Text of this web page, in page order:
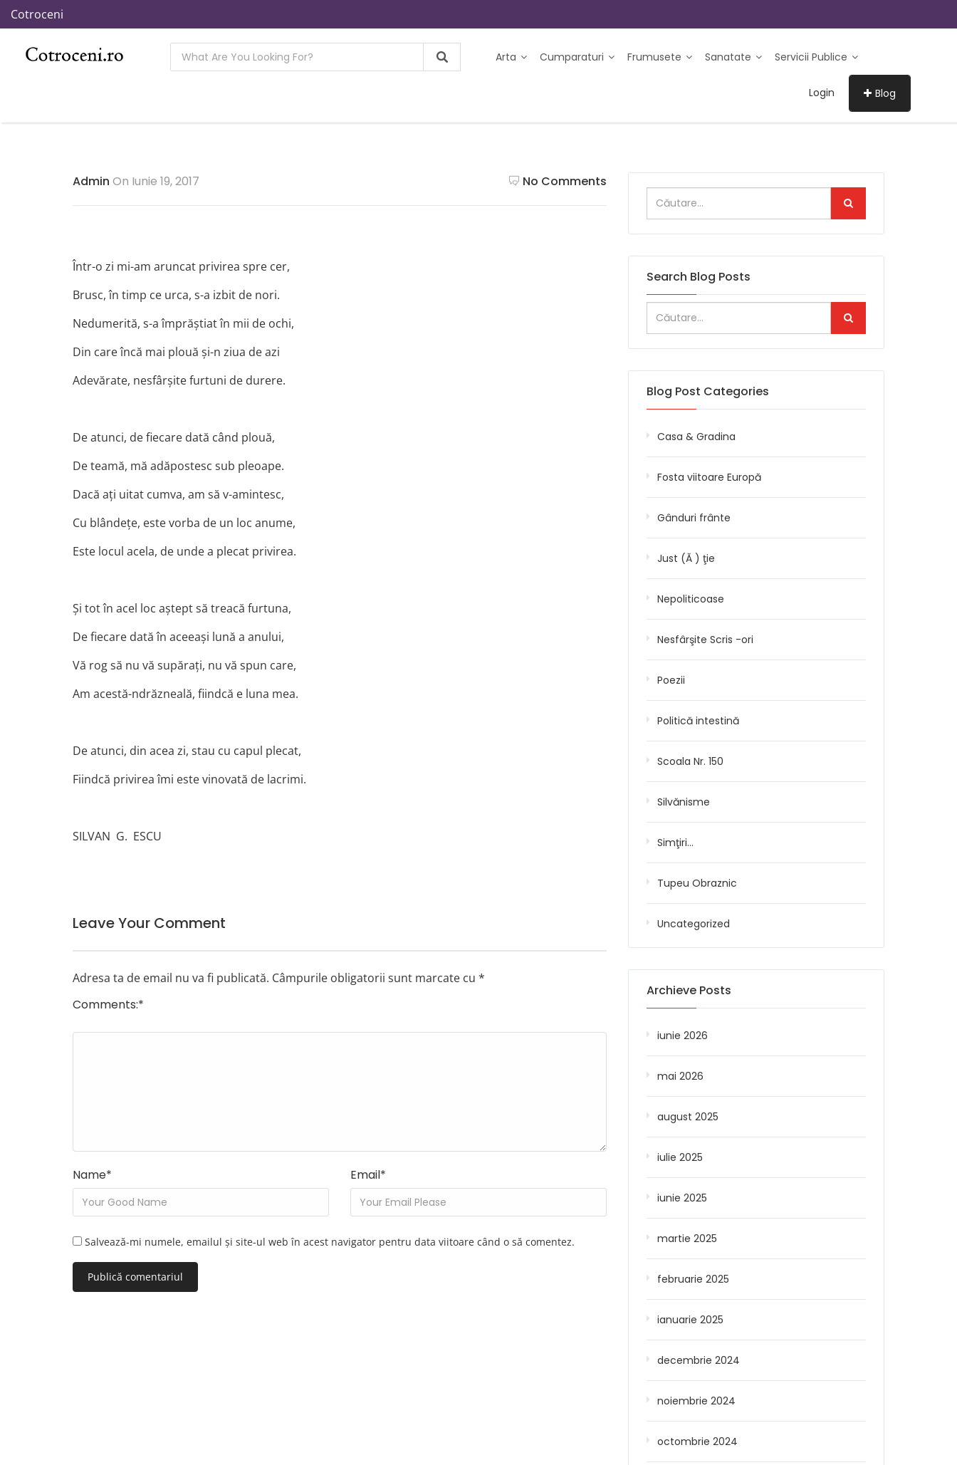
Cotroceni
Arta Cumparaturi Frumusete Sanatate Servicii Publice
Login Blog
Admin On Iunie 19, 2017 No Comments
Într-o zi mi-am aruncat privirea spre cer,
Brusc, în timp ce urca, s-a izbit de nori.
Nedumerită, s-a împrăştiat în mii de ochi,
Din care încă mai plouă şi-n ziua de azi
Adevărate, nesfârşite furtuni de durere.
De atunci, de fiecare dată când plouă,
De teamă, mă adăpostesc sub pleoape.
Dacă aţi uitat cumva, am să v-amintesc,
Cu blândeţe, este vorba de un loc anume,
Este locul acela, de unde a plecat privirea.
Şi tot în acel loc aştept să treacă furtuna,
De fiecare dată în aceeaşi lună a anului,
Vă rog să nu vă supăraţi, nu vă spun care,
Am acestă-ndrăzneală, fiindcă e luna mea.
De atunci, din acea zi, stau cu capul plecat,
Fiindcă privirea îmi este vinovată de lacrimi.
SILVAN G. ESCU
Leave Your Comment
Adresa ta de email nu va fi publicată. Câmpurile obligatorii sunt marcate cu *
Comments:*
Name* Email*
Salvează-mi numele, emailul și site-ul web în acest navigator pentru data viitoare când o să comentez.
Search Blog Posts
Blog Post Categories
Casa & Gradina
Fosta viitoare Europă
Gânduri frânte
Just (Ă ) ţie
Nepoliticoase
Nesfârşite Scris -ori
Poezii
Politică intestină
Scoala Nr. 150
Silvănisme
Simţiri…
Tupeu Obraznic
Uncategorized
Archieve Posts
iunie 2026
mai 2026
august 2025
iulie 2025
iunie 2025
martie 2025
februarie 2025
ianuarie 2025
decembrie 2024
noiembrie 2024
octombrie 2024